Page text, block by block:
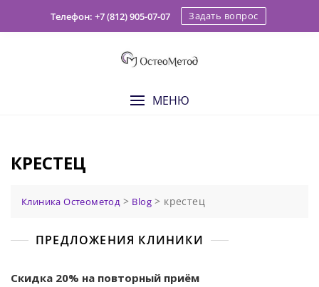
Телефон: +7 (812) 905-07-07 Задать вопрос
МЕНЮ
КРЕСТЕЦ
Клиника Остеометод> Blog > крестец
ПРЕДЛОЖЕНИЯ КЛИНИКИ
Скидка 20% на повторный приём